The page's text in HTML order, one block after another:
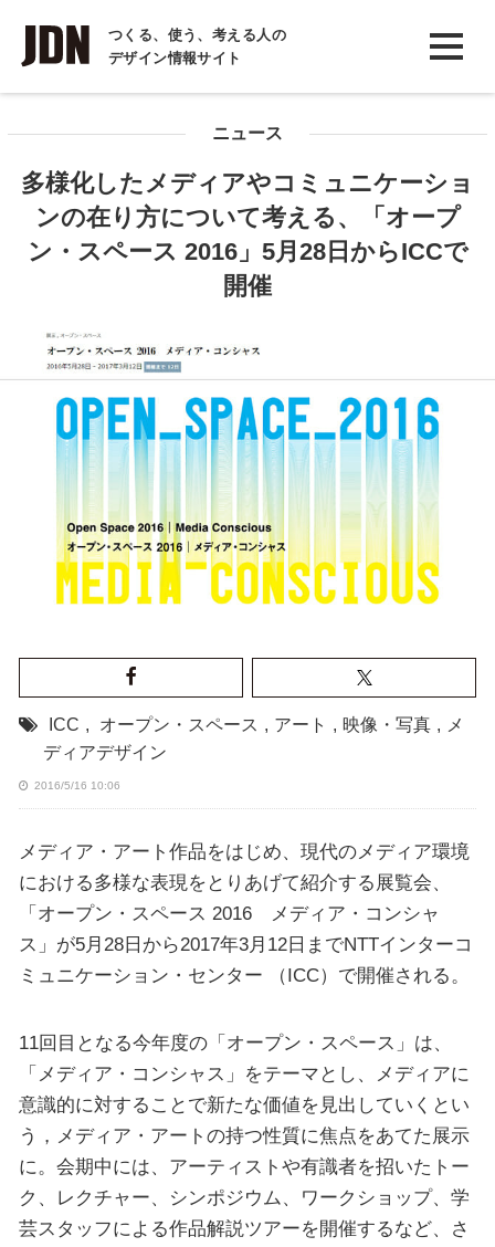
つくる、使う、考える人の
デザイン情報サイト
INTERVIEW
インタビュー
COLUMN
コラム
ニュース
多様化したメディアやコミュニケーショ
ンの在り方について考える、「オープ
ン・スペース 2016」5月28日からICCで
開催
ICC , オープン・スペース , アート , 映像・写真 , メ
ディアデザイン
2016/5/16 10:06
メディア・アート作品をはじめ、現代のメディア環境
における多様な表現をとりあげて紹介する展覧会、
「オープン・スペース 2016 メディア・コンシャ
ス」が5月28日から2017年3月12日までNTTインターコ
ミュニケーション・センター （ICC）で開催される。
11回目となる今年度の「オープン・スペース」は、
「メディア・コンシャス」をテーマとし、メディアに
意識的に対することで新たな価値を見出していくとい
う，メディア・アートの持つ性質に焦点をあてた展示
に。会期中には、アーティストや有識者を招いたトー
ク、レクチャー、シンポジウム、ワークショップ、学
芸スタッフによる作品解説ツアーを開催するなど、さ